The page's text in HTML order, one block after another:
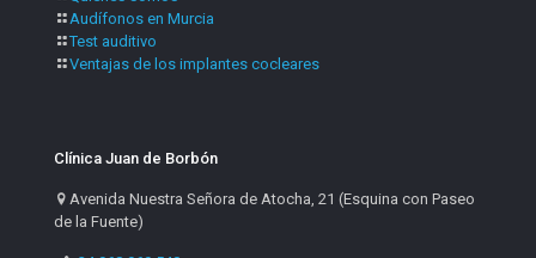
Audífonos en Murcia
Test auditivo
Ventajas de los implantes cocleares
Clínica Juan de Borbón
Avenida Nuestra Señora de Atocha, 21 (Esquina con Paseo
de la Fuente)